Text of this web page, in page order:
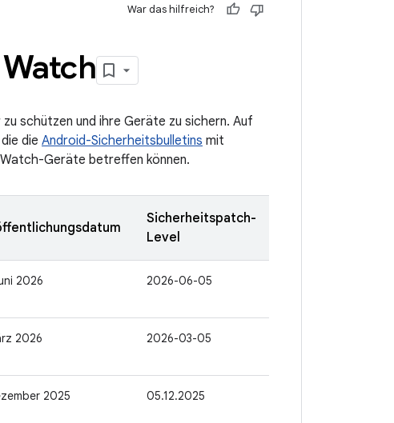
War das hilfreich?
schützen und ihre Geräte zu sichern. Auf
die Android-Sicherheitsbulletins mit
Geräte betreffen können.
Sicherheitspatch-
Level
2026 2026-06-05
2026 2026-03-05
2025 05.12.2025